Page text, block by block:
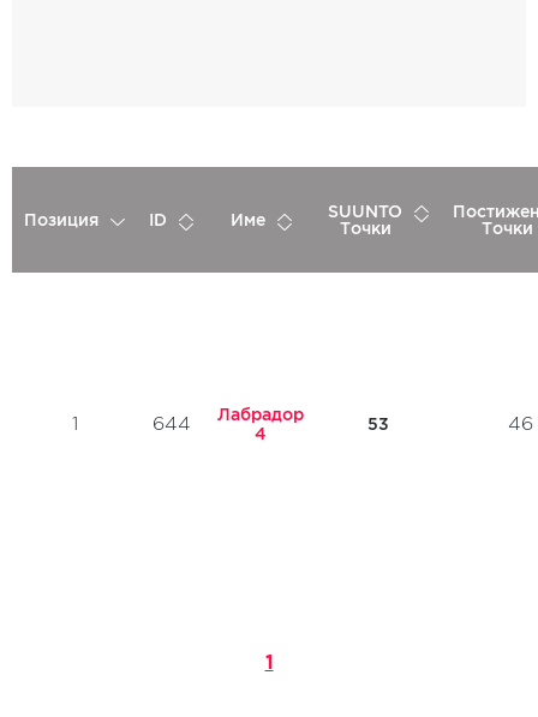
Позиция ID Име
SUUNTO
Точки
Точки
1 644
Лабрадор
4
53 46
1